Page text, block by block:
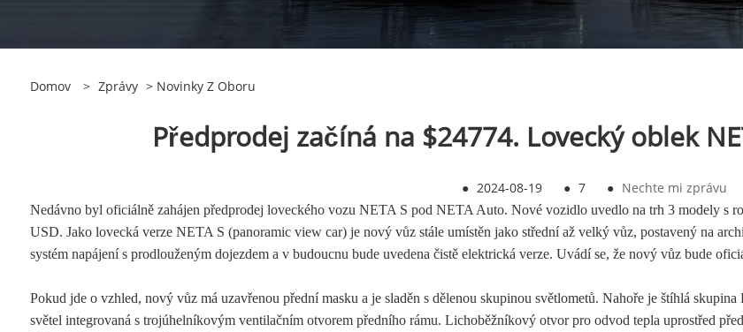
Domov > Zprávy > Novinky Z Oboru
Předprodej začíná na $24774. Lovecký oblek
● 2024-08-19 ● 7 ● Nechte mi zprávu
Nedávno byl oficiálně zahájen předprodej loveckého vozu NETA S pod NETA Auto. Nové vozidlo uvedlo na trh 3 modely s
USD. Jako lovecká verze NETA S (panoramic view car) je nový vůz stále umístěn jako střední až velký vůz, postavený na
systém napájení s prodlouženým dojezdem a v budoucnu bude uvedena čistě elektrická verze. Uvádí se, že nový vůz bude
Pokud jde o vzhled, nový vůz má uzavřenou přední masku a je sladěn s dělenou skupinou světlometů. Nahoře je štíhlá
světel integrovaná s trojúhelníkovým ventilačním otvorem předního rámu. Lichoběžníkový otvor pro odvod tepla uprostřed